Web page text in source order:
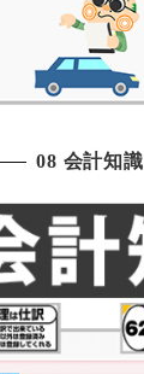
08 会計知識